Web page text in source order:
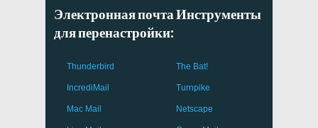
Электронная почта Инструменты
для перенастройки:
Thunderbird
IncrediMail
Mac Mail
The Bat!
Turnpike
Netscape